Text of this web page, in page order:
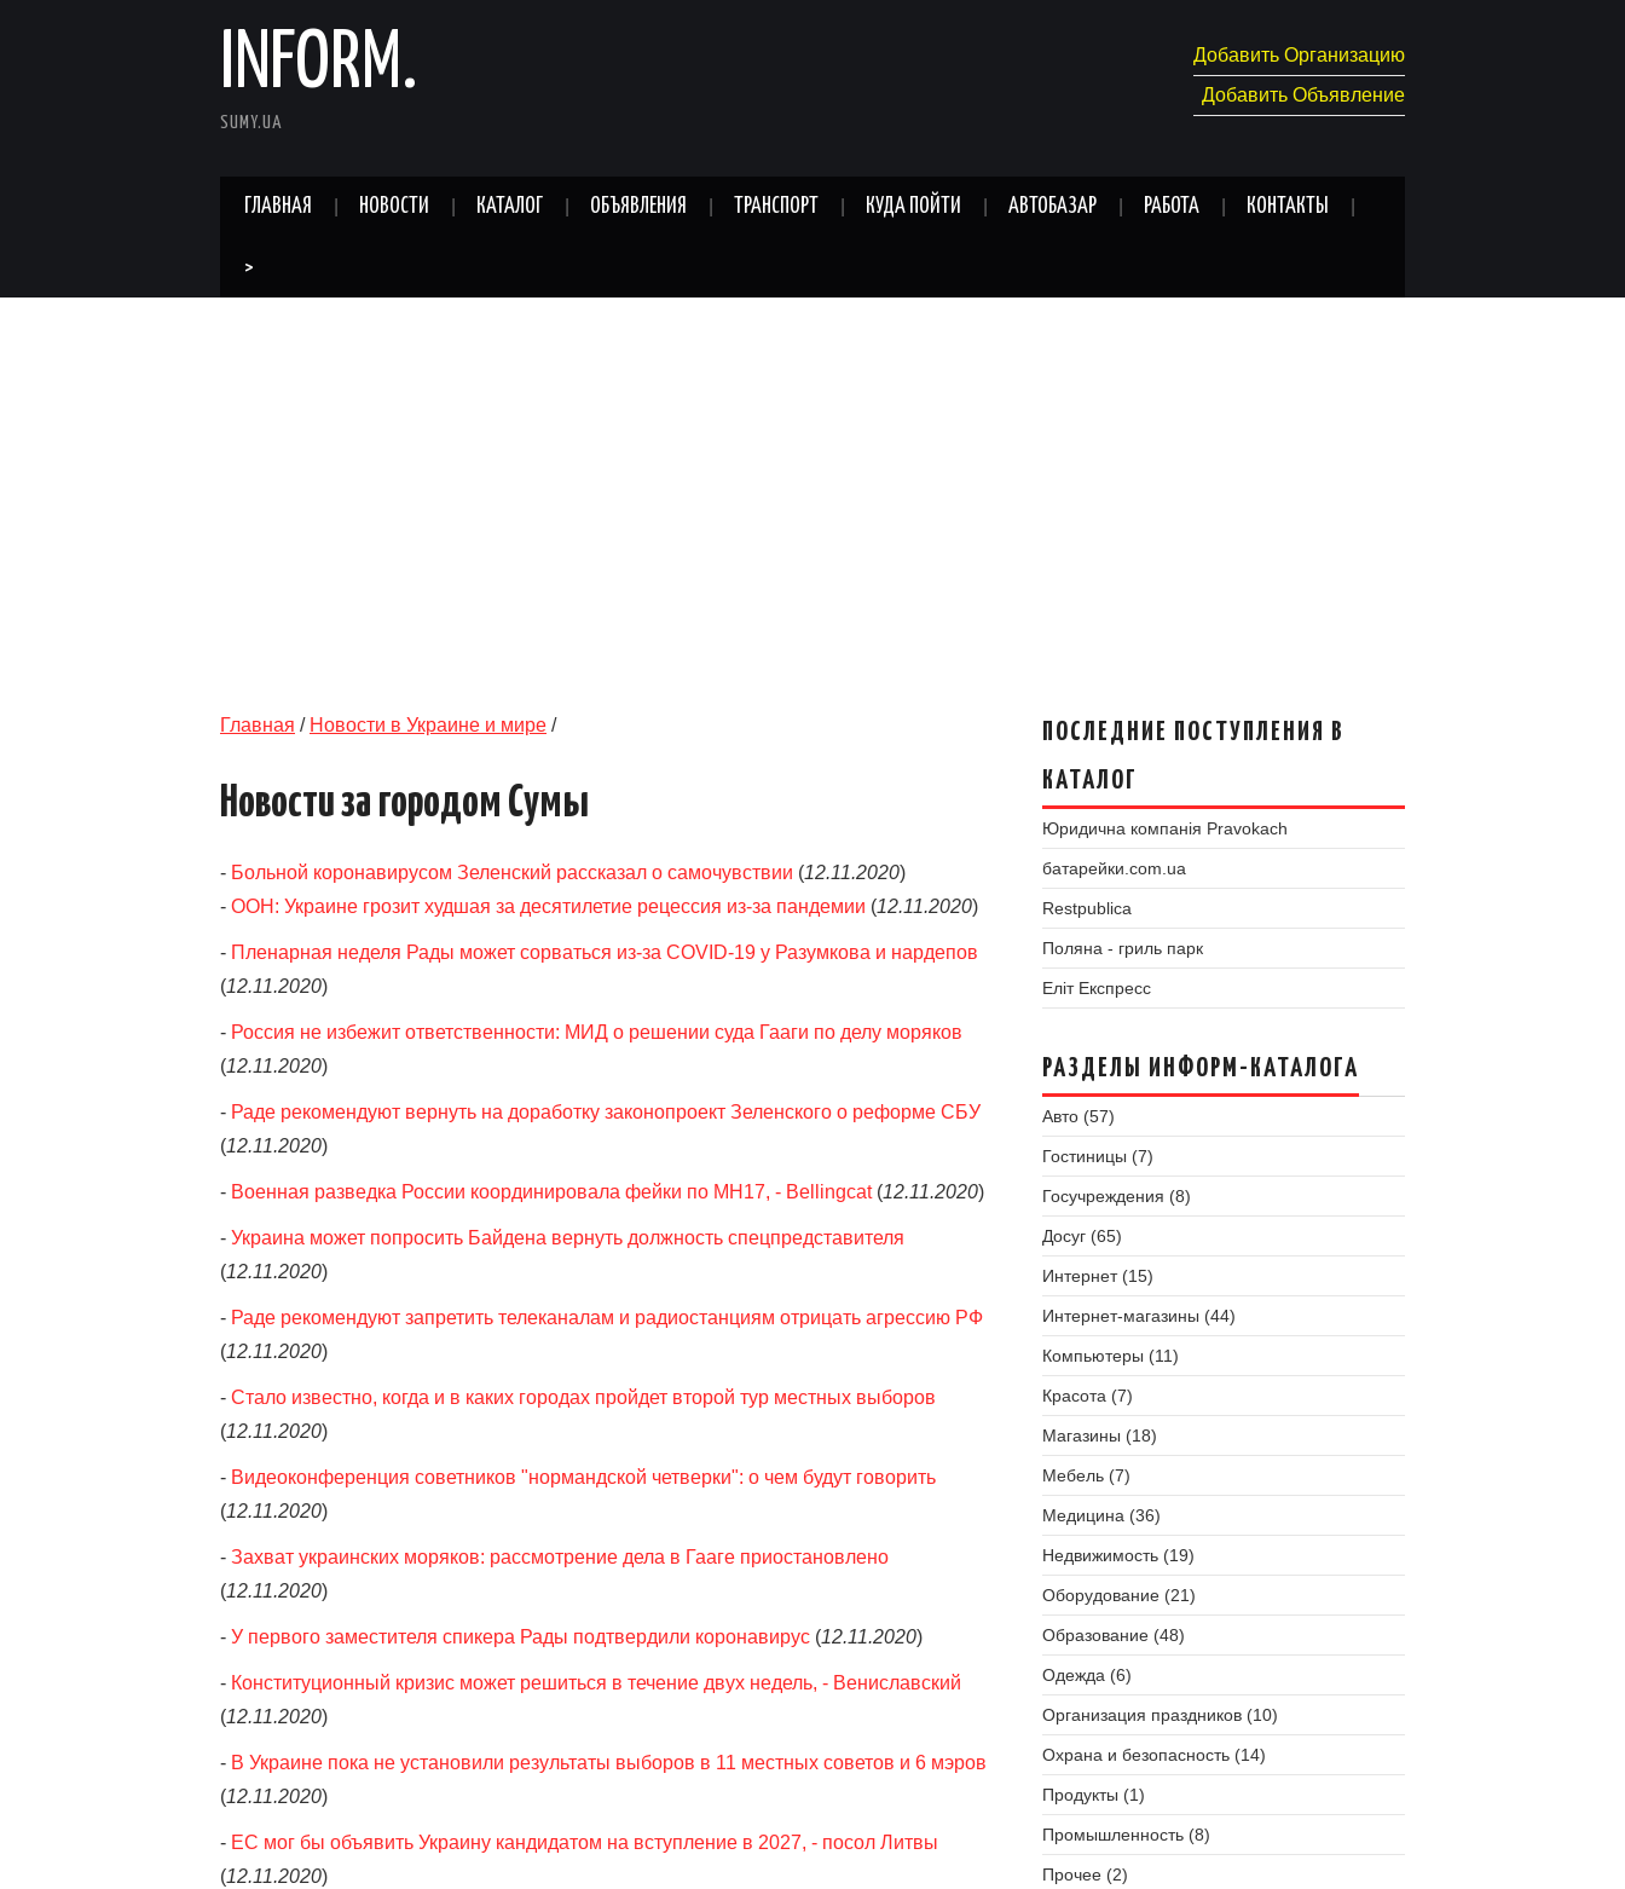
INFORM.
SUMY.UA
Добавить Организацию
Добавить Объявление
ГЛАВНАЯ НОВОСТИ КАТАЛОГ ОБЪЯВЛЕНИЯ ТРАНСПОРТ КУДА ПОЙТИ АВТОБАЗАР РАБОТА КОНТАКТЫ
>
Главная / Новости в Украине и мире /
Новости за городом Сумы
- Больной коронавирусом Зеленский рассказал о самочувствии (12.11.2020)
- ООН: Украине грозит худшая за десятилетие рецессия из-за пандемии (12.11.2020)
- Пленарная неделя Рады может сорваться из-за CОVID-19 у Разумкова и нардепов
(12.11.2020)
- Россия не избежит ответственности: МИД о решении суда Гааги по делу моряков
(12.11.2020)
- Раде рекомендуют вернуть на доработку законопроект Зеленского о реформе СБУ
(12.11.2020)
- Военная разведка России координировала фейки по MH17, - Bellingcat(12.11.2020)
- Украина может попросить Байдена вернуть должность спецпредставителя
(12.11.2020)
- Раде рекомендуют запретить телеканалам и радиостанциям отрицать агрессию РФ
(12.11.2020)
- Стало известно, когда и в каких городах пройдет второй тур местных выборов
(12.11.2020)
- Видеоконференция советников "нормандской четверки": о чем будут говорить
(12.11.2020)
- Захват украинских моряков: рассмотрение дела в Гааге приостановлено
(12.11.2020)
- У первого заместителя спикера Рады подтвердили коронавирус (12.11.2020)
- Конституционный кризис может решиться в течение двух недель, - Вениславский
(12.11.2020)
- В Украине пока не установили результаты выборов в 11 местных советов и 6 мэров
(12.11.2020)
- ЕС мог бы объявить Украину кандидатом на вступление в 2027, - посол Литвы
(12.11.2020)
ПОСЛЕДНИЕ ПОСТУПЛЕНИЯ В
КАТАЛОГ
Юридична компанія Pravokach
батарейки.com.ua
Restpublica
Поляна - гриль парк
Еліт Експресс
РАЗДЕЛЫ ИНФОРМ-КАТАЛОГА
Авто (57)
Гостиницы (7)
Госучреждения (8)
Досуг (65)
Интернет (15)
Интернет-магазины (44)
Компьютеры (11)
Красота (7)
Магазины (18)
Мебель (7)
Медицина (36)
Недвижимость (19)
Оборудование (21)
Образование (48)
Одежда (6)
Организация праздников (10)
Охрана и безопасность (14)
Продукты (1)
Промышленность (8)
Прочее (2)